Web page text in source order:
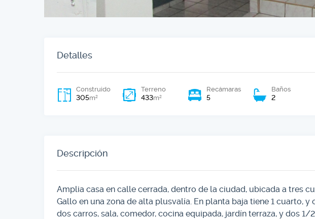
Detalles
Construido
305m2
Terreno
433m2
Recámaras
5
Baños
2
Descripción
Amplia casa en calle cerrada, dentro de la ciudad, ubicada a tres
Gallo en una zona de alta plusvalía. En planta baja tiene 1 cuarto,
dos carros, sala, comedor, cocina equipada, jardín terraza, y dos 1/